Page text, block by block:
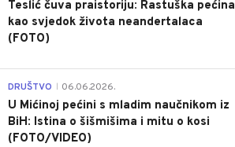
Teslić čuva praistoriju: Rastuška pećina
kao svjedok života neandertalaca
(FOTO)
DRUŠTVO 06.06.2026.
U Mićinoj pećini s mladim naučnikom iz
BiH: Istina o šišmišima i mitu o kosi
(FOTO/VIDEO)